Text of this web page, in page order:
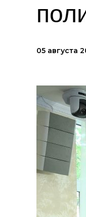
05 августа